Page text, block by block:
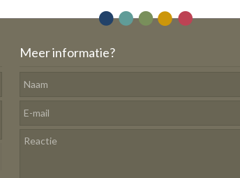
Meer informatie?